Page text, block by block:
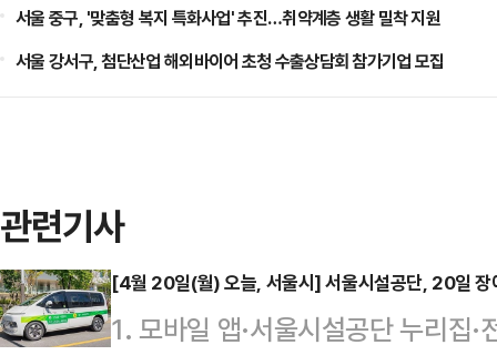
서울 중구, '맞춤형 복지 특화사업' 추진…취약계층 생활 밀착 지원
서울 강서구, 첨단산업 해외바이어 초청 수출상담회 참가기업 모집
관련기사
[4월 20일(월) 오늘, 서울시] 서울시설공단, 20일 장
1. 모바일 앱·서울시설공단 누리집